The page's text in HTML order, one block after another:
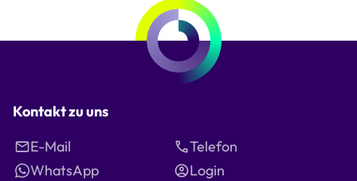
Kontakt zu uns
E-Mail
Telefon
WhatsApp
Login